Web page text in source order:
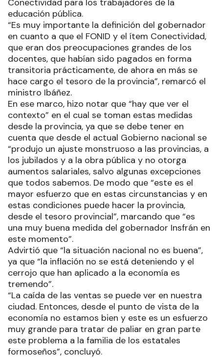
educación pública.
“Es muy importante la definición del gobernador
en cuanto a que el FONID y el ítem Conectividad,
que eran dos preocupaciones grandes de los
docentes, que habían sido pagados en forma
transitoria prácticamente, de ahora en más se
hace cargo el tesoro de la provincia”, remarcó el
ministro Ibáñez.
En ese marco, hizo notar que “hay que ver el
contexto” en el cual se toman estas medidas
desde la provincia, ya que se debe tener en
cuenta que desde el actual Gobierno nacional se
“produjo un ajuste monstruoso a las provincias, a
los jubilados y a la obra pública y no otorga
aumentos salariales, salvo algunas excepciones
que todos sabemos. De modo que “este es el
mayor esfuerzo que en estas circunstancias y en
estas condiciones puede hacer la provincia,
desde el tesoro provincial”, marcando que “es
una muy buena medida del gobernador Insfrán en
este momento”.
Advirtió que “la situación nacional no es buena”,
ya que “la inflación no se está deteniendo y el
cerrojo que han aplicado a la economía es
tremendo”.
“La caída de las ventas se puede ver en nuestra
ciudad. Entonces, desde el punto de vista de la
economía no estamos bien y este es un esfuerzo
muy grande para tratar de paliar en gran parte
este problema a la familia de los estatales
formoseños”, concluyó.